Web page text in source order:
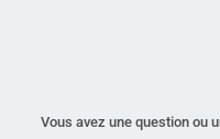
Vous avez une question ou